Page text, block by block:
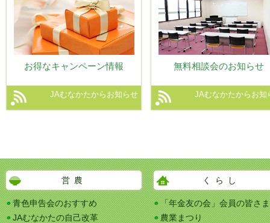
お得なキャンペーン情報
JAむなかたからお知らせ
無料相談会のお知らせ
JAむなかたからお知
営農
青色申告会のおすすめ
JAむなかたの自己改革
くらし
「年金友の会」会員の皆さ
農業まつり